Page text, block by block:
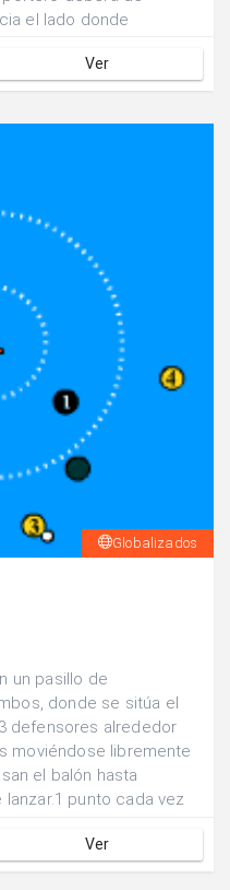
el lado donde
Ver
Globalizados
un pasillo de
donde se sitúa el
defensores alrededor
moviéndose libremente
el balón hasta
punto cada vez
Ver